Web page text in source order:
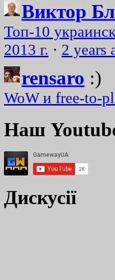
Виктор
Топ-10
2013 г. · 2 years
rensaro :)
WoW и free-to-
Наш
Дискусії